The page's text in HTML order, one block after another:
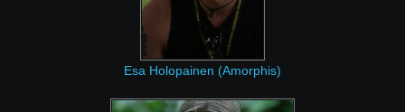
Esa Holopainen (Amorphis)